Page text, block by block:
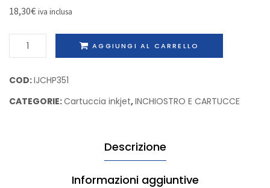
18,30€ iva inclusa
Cartuccia
inkjet
Rigenerata
Hp
AGGIUNGI AL CARRELLO
COD:IJCHP351
CATEGORIE:Cartuccia inkjet,INCHIOSTRO E CARTUCCE
Descrizione
Informazioni aggiuntive